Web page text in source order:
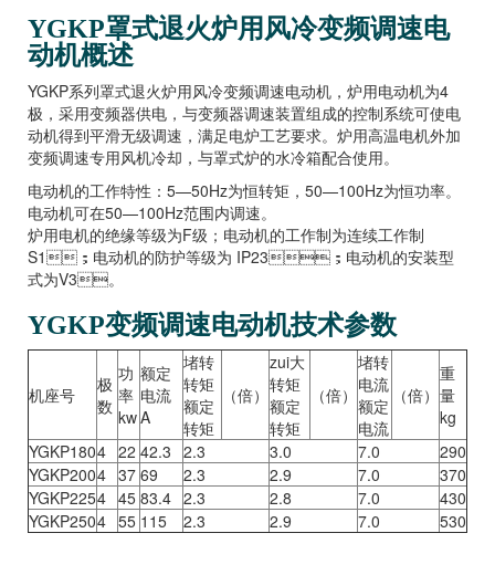
YGKP罩式退火炉用风冷变频调速电
动机概述
YGKP系列罩式退火炉用风冷变频调速电动机，炉用电动机为4
极，采用变频器供电，与变频器调速装置组成的控制系统可使电
动机得到平滑无级调速，满足电炉工艺要求。炉用高温电机外加
变频调速专用风机冷却，与罩式炉的水冷箱配合使用。
电动机的工作特性：5—50Hz为恒转矩，50—100Hz为恒功率。
电动机可在50—100Hz范围内调速。
炉用电机的绝缘等级为F级；电动机的工作制为连续工作制
S1；电动机的防护等级为 IP23；电动机的安装型
式为V3。
YGKP变频调速电动机技术参数
机座号
极
数
功
率
kw
额定
电流
A
堵转
转矩
额定
转矩
（倍）
zui大
转矩
额定
转矩
（倍）
堵转
电流
额定
电流
（倍）
重
量
kg
YGKP1804 22 42.3 2.3 3.0 7.0
290
YGKP2004 37 69 2.3 2.9 7.0
370
YGKP2254 45 83.4 2.3 2.8 7.0
430
YGKP2504 55 115 2.3 2.9 7.0 530